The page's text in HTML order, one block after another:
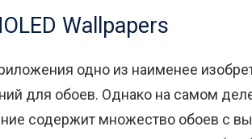
Wallpapers
одно из наименее
для обоев. Однако на самом
содержит множество обоев с